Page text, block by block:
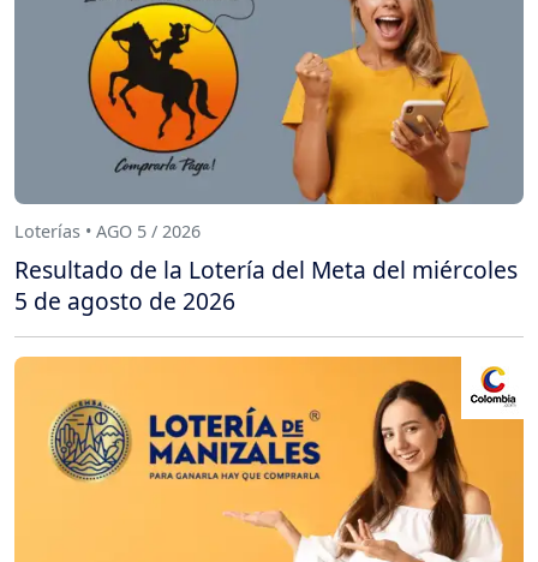
Loterías • AGO 5 / 2026
Resultado de la Lotería del Meta del miércoles
5 de agosto de 2026